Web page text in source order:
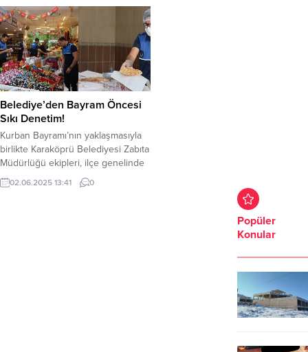
Belediye’den Bayram Öncesi
Sıkı Denetim!
Kurban Bayramı’nın yaklaşmasıyla
birlikte Karaköprü Belediyesi Zabıta
Müdürlüğü ekipleri, ilçe genelinde
denetim çalışmalarına hız verdi.
Vatandaşların hijyenik ve güvenli
02.06.2025 13:41 0
Popüler
Konular